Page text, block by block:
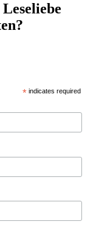
* indicates required